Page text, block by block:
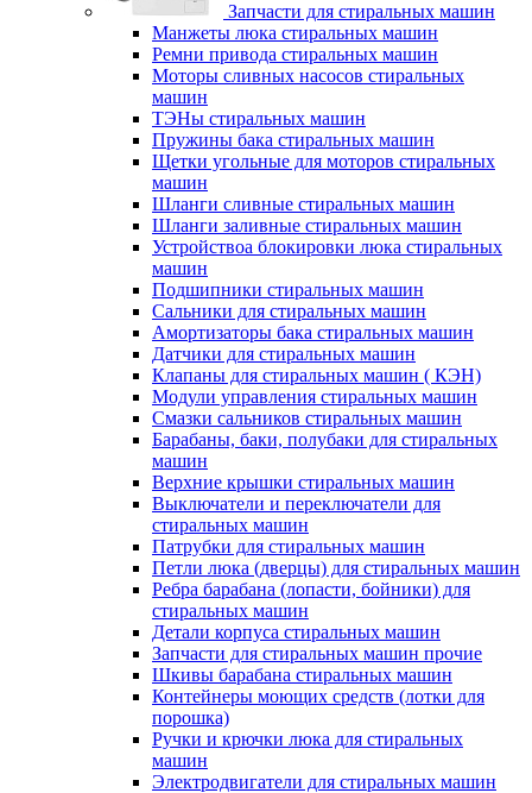
Запчасти для стиральных машин
Манжеты люка стиральных машин
Ремни привода стиральных машин
Моторы сливных насосов стиральных
машин
ТЭНы стиральных машин
Пружины бака стиральных машин
Щетки угольные для моторов стиральных
машин
Шланги сливные стиральных машин
Шланги заливные стиральных машин
Устройствоа блокировки люка стиральных
машин
Подшипники стиральных машин
Сальники для стиральных машин
Амортизаторы бака стиральных машин
Датчики для стиральных машин
Клапаны для стиральных машин ( КЭН)
Модули управления стиральных машин
Смазки сальников стиральных машин
Барабаны, баки, полубаки для стиральных
машин
Верхние крышки стиральных машин
Выключатели и переключатели для
стиральных машин
Патрубки для стиральных машин
Петли люка (дверцы) для стиральных машин
Ребра барабана (лопасти, бойники) для
стиральных машин
Детали корпуса стиральных машин
Запчасти для стиральных машин прочие
Шкивы барабана стиральных машин
Контейнеры моющих средств (лотки для
порошка)
Ручки и крючки люка для стиральных
машин
Электродвигатели для стиральных машин